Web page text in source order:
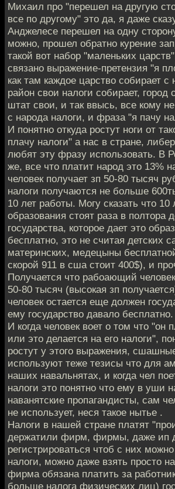
Михаил про "перешел на другую
все по другому" это да, я даже
Анджелесе перешел на одну
можно, прошел обратно курение
такой вот набор "маленьких
связано выражение-претензия "я
как там каждое царство собирает с
район свои налоги собирает, город
штат свои, и так ввысь, все кому
с народа налоги, и фраза "я пачу
И понятно откуда ростут ноги от
плачу налоги" а нас в стране,
любят эту фразу использовать. В
же, все что платит народ это 13%
человек получает зп 50-80 тысяч
налоги получаются не больше
10 лет работы. Могу сказать что 10
образования стоят раза в полтора
государства, которое дает это
бесплатно, это не считая детских
материнских, медецыны
скорой 911 в сша стоит 400$), и
Получается что рабоающий
50-80 тысяч (высокая зп
человек остается еще должен
ему государство давало бесплатно.
И когда человек воет о том что "он
или это делается на его налоги",
ростут у этого выражения,
используют теже тезисы что для
наших навальнятах, и когда чел
налоги это понятно что ему в уши
наванятские пропагандисты, сам
не использует, неся такое нытье .
Налоги в нашей стране платят
держатили фирм, фирмы, даже ип
регистрироваться чтоб с них
налоги, можно даже взять просто
фирма обязана платить за
больше налога физических лиц)